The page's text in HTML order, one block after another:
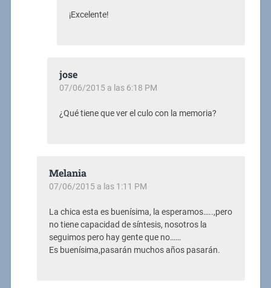
¡Excelente!
jose
07/06/2015 a las 6:18 PM
¿Qué tiene que ver el culo con la memoria?
Melania
07/06/2015 a las 1:11 PM
La chica esta es buenísima, la esperamos…..,pero
no tiene capacidad de síntesis, nosotros la
seguimos pero hay gente que no……
Es buenísima,pasarán muchos años pasarán.